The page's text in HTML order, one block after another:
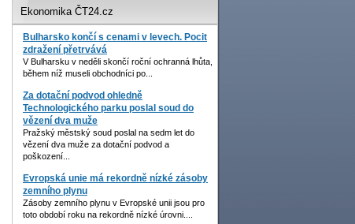
Ekonomika ČT24.cz
Bulharsko končí s cenami v levech. Pocit
zdražení přetrvává
V Bulharsku v neděli skončí roční ochranná lhůta,
během níž museli obchodníci po...
Za dotační podvod ohledně
Technologického parku poslal soud do
vězení dva muže
Pražský městský soud poslal na sedm let do
vězení dva muže za dotační podvod a
poškození...
Evropská unie má rekordně nízké zásoby
zemního plynu
Zásoby zemního plynu v Evropské unii jsou pro
toto období roku na rekordně nízké úrovni....